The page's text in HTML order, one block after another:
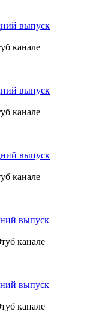
выпуск
канале
выпуск
канале
выпуск
канале
выпуск
канале
выпуск
канале